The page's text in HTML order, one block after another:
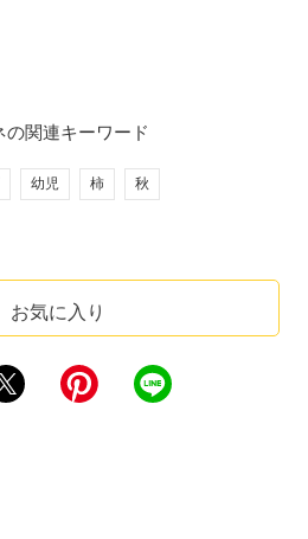
お気に入り
の関連キーワード
幼児 柿 秋